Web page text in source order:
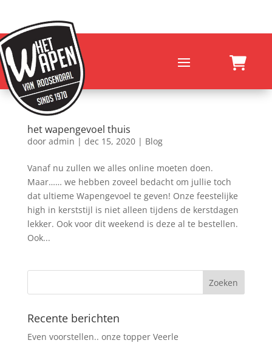
het wapengevoel thuis
door admin | dec 15, 2020| Blog
Vanaf nu zullen we alles online moeten doen.
Maar…… we hebben zoveel bedacht om jullie toch
dat ultieme Wapengevoel te geven! Onze feestelijke
high in kerststijl is niet alleen tijdens de kerstdagen
lekker. Ook voor dit weekend is deze al te bestellen.
Ook...
Recente berichten
Even voorstellen.. onze topper Veerle